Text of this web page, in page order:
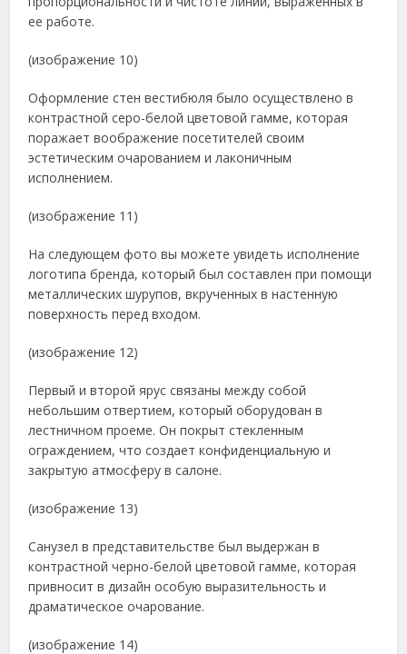
ее работе.
(изображение 10)
Оформление стен вестибюля было осуществлено в
контрастной серо-белой цветовой гамме, которая
поражает воображение посетителей своим
эстетическим очарованием и лаконичным
исполнением.
(изображение 11)
На следующем фото вы можете увидеть исполнение
логотипа бренда, который был составлен при помощи
металлических шурупов, вкрученных в настенную
поверхность перед входом.
(изображение 12)
Первый и второй ярус связаны между собой
небольшим отвертием, который оборудован в
лестничном проеме. Он покрыт стекленным
ограждением, что создает конфиденциальную и
закрытую атмосферу в салоне.
(изображение 13)
Санузел в представительстве был выдержан в
контрастной черно-белой цветовой гамме, которая
привносит в дизайн особую выразительность и
драматическое очарование.
(изображение 14)